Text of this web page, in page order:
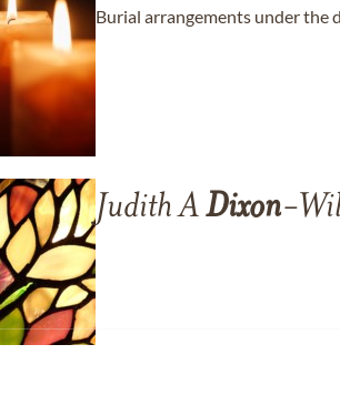
Burial arrangements under the
Judith ADixon-